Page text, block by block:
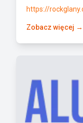
https://
Zobacz więcej →